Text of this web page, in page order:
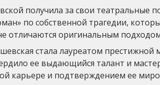
получила за свои театральные
по собственной трагедии,
отличаются оригинальным
стала лауреатом
ее выдающийся талант и
карьере и подтверждением ее